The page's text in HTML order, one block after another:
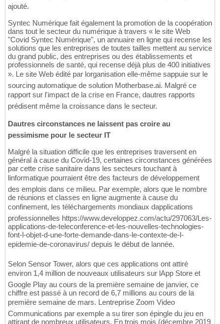
ajouté.
Syntec Numérique fait également la promotion de la coopération
dans tout le secteur du numérique à travers « le site Web
"Covid Syntec Numérique", un annuaire en ligne qui recense les
solutions que les entreprises de toutes tailles mettent au service
du grand public, des entreprises ou des établissements et
professionnels de santé, qui recense déjà plus de 400 initiatives
». Le site Web édité par lorganisation elle-même sappuie sur le
sourcing automatique de solution Motherbase.ai. Malgré ce
rapport sur l'impact de la crise en France, dautres rapports
prédisent même la croissance dans le secteur.
Dautres circonstances ne laissent pas croire au
pessimisme pour le secteur IT
Malgré la situation difficile que les entreprises traversent en
général à cause du Covid-19, certaines circonstances générées
par cette crise sanitaire dans les secteurs touchant à
linformatique pourraient être des facteurs de développement
des emplois dans ce milieu. Par exemple, alors que le nombre
de réunions et classes en ligne augmente à cause du
confinement, les téléchargements mondiaux dapplications
professionnelles https://www.developpez.com/actu/297063/Les-
applications-de-teleconference-et-les-nouvelles-technologies-
font-l-objet-d-une-forte-demande-dans-le-contexte-de-l-
epidemie-de-coronavirus/ depuis le début de lannée.
Selon Sensor Tower, alors que ces applications ont attiré
environ 1,4 million de nouveaux utilisateurs sur lApp Store et
Google Play au cours de la première semaine de janvier, ce
chiffre est passé à un record de 6,7 millions au cours de la
première semaine de mars. Lentreprise Zoom Video
Communications par exemple a su tirer son épingle du jeu en
attirant de nombreux utilisateurs. En trois mois (décembre 2019